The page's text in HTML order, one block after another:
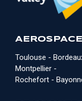
Toulouse -
Montpellier -
Rochefort -